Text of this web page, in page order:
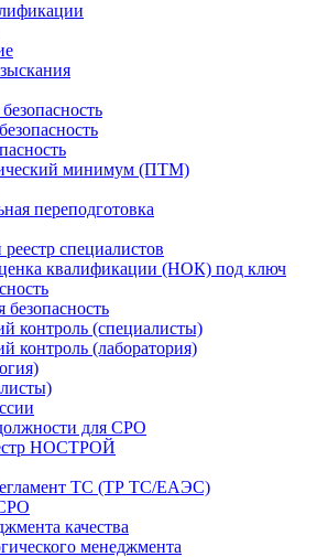
минимум (ПТМ)
переподготовка
специалистов
квалификации (НОК) под ключ
контроль (специалисты)
контроль (лаборатория)
для СРО
НОСТРОЙ
ТС (ТР ТС/ЕАЭС)
качества
менеджмента